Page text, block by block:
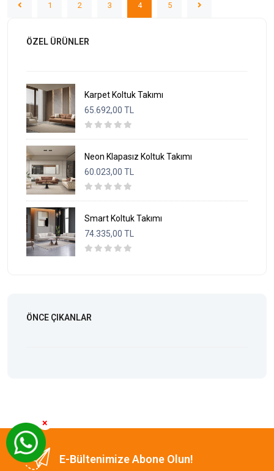
1 2 3 4 5
ÖZEL ÜRÜNLER
Karpet Koltuk Takımı
65.692,00 TL
Neon Klapasız Koltuk Takımı
60.023,00 TL
Smart Koltuk Takımı
74.335,00 TL
ÖNCE ÇIKANLAR
E-Bültenimize Abone Olun!
×